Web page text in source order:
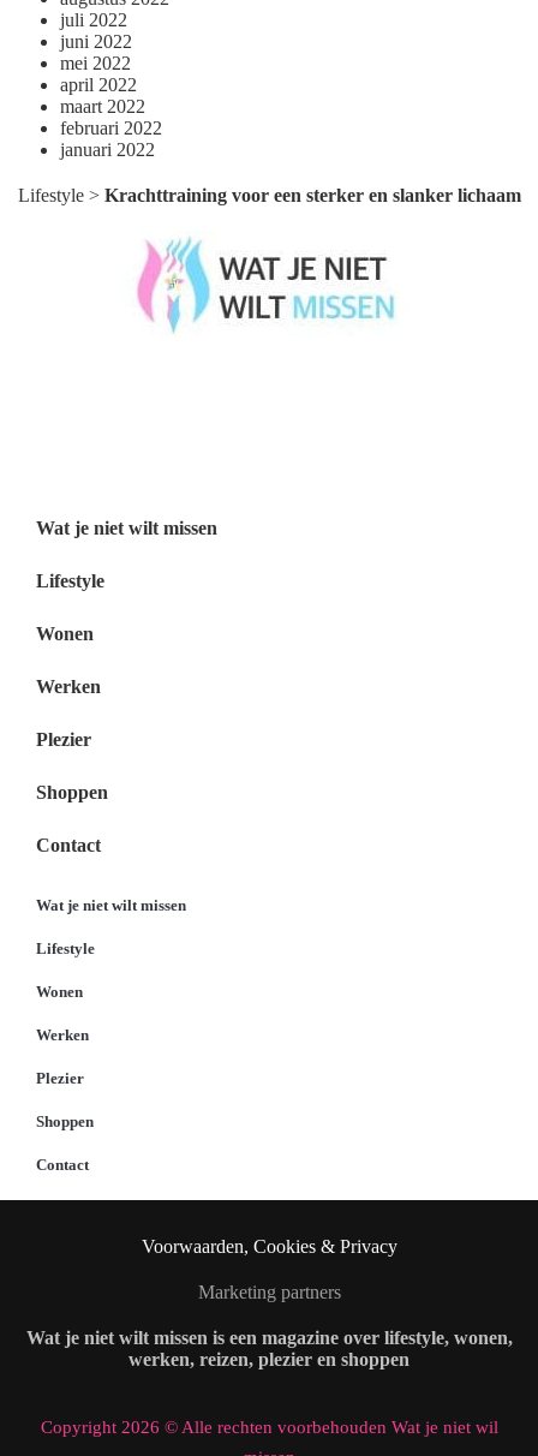
juli 2022
juni 2022
mei 2022
april 2022
maart 2022
februari 2022
januari 2022
Lifestyle> Krachttraining voor een sterker en slanker lichaam
Wat je niet wilt missen
Lifestyle
Wonen
Werken
Plezier
Shoppen
Contact
Wat je niet wilt missen
Lifestyle
Wonen
Werken
Plezier
Shoppen
Contact
Voorwaarden, Cookies & Privacy
Marketing partners
Wat je niet wilt missen is een magazine over lifestyle, wonen,
werken, reizen, plezier en shoppen
Copyright 2026 © Alle rechten voorbehouden Wat je niet wil